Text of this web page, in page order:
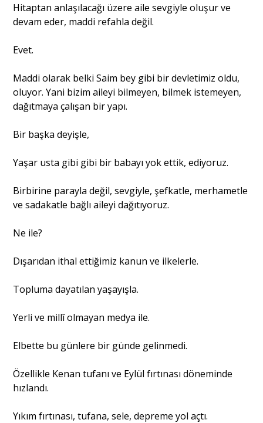
Hitaptan anlaşılacağı üzere aile sevgiyle oluşur ve
devam eder, maddi refahla değil.
Evet.
Maddi olarak belki Saim bey gibi bir devletimiz oldu,
oluyor. Yani bizim aileyi bilmeyen, bilmek istemeyen,
dağıtmaya çalışan bir yapı.
Bir başka deyişle,
Yaşar usta gibi gibi bir babayı yok ettik, ediyoruz.
Birbirine parayla değil, sevgiyle, şefkatle, merhametle
ve sadakatle bağlı aileyi dağıtıyoruz.
Ne ile?
Dışarıdan ithal ettiğimiz kanun ve ilkelerle.
Topluma dayatılan yaşayışla.
Yerli ve millî olmayan medya ile.
Elbette bu günlere bir günde gelinmedi.
Özellikle Kenan tufanı ve Eylül fırtınası döneminde
hızlandı.
Yıkım fırtınası, tufana, sele, depreme yol açtı.